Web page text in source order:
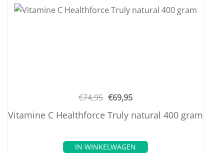
€74,95 €69,95
Vitamine C Healthforce Truly natural 400 gram
IN WINKELWAGEN